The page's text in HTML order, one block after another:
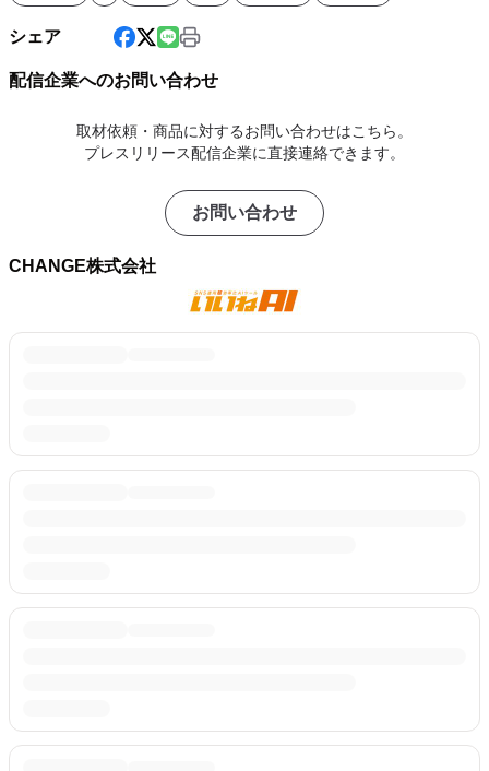
シェア
配信企業へのお問い合わせ
取材依頼・商品に対するお問い合わせはこちら。
プレスリリース配信企業に直接連絡できます。
お問い合わせ
CHANGE株式会社